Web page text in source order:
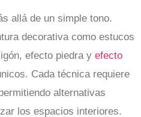
allá de un simple tono.
decorativa como estucos
efecto piedra y efecto
Cada técnica requiere
alternativas
los espacios interiores.